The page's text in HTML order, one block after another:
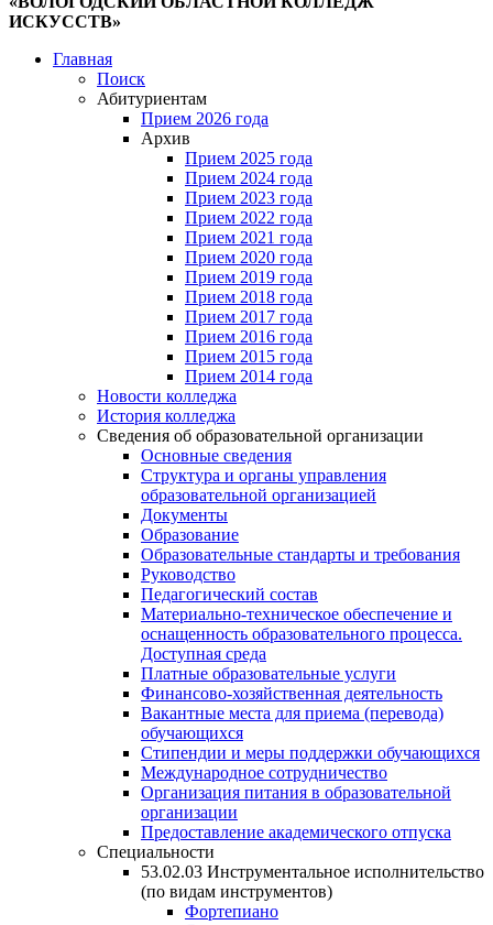
ИСКУССТВ»
Главная
Поиск
Абитуриентам
Прием 2026 года
Архив
Прием 2025 года
Прием 2024 года
Прием 2023 года
Прием 2022 года
Прием 2021 года
Прием 2020 года
Прием 2019 года
Прием 2018 года
Прием 2017 года
Прием 2016 года
Прием 2015 года
Прием 2014 года
Новости колледжа
История колледжа
Сведения об образовательной организации
Основные сведения
Структура и органы управления
образовательной организацией
Документы
Образование
Образовательные стандарты и требования
Руководство
Педагогический состав
Материально-техническое обеспечение и
оснащенность образовательного процесса.
Доступная среда
Платные образовательные услуги
Финансово-хозяйственная деятельность
Вакантные места для приема (перевода)
обучающихся
Стипендии и меры поддержки обучающихся
Международное сотрудничество
Организация питания в образовательной
организации
Предоставление академического отпуска
Специальности
53.02.03 Инструментальное исполнительство
(по видам инструментов)
Фортепиано